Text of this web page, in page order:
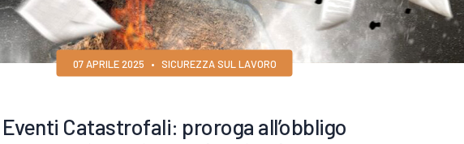
07 APRILE 2025 • SICUREZZA SUL LAVORO
Eventi Catastrofali: proroga all’obbligo